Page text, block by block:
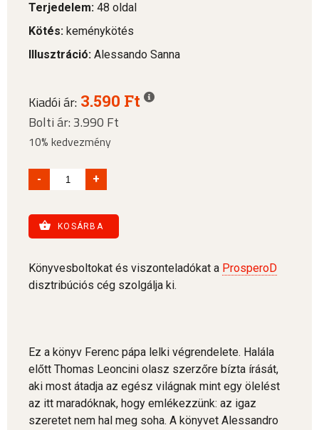
Terjedelem: 48 oldal
Kötés: keménykötés
Illusztráció: Alessando Sanna
Kiadói ár: 3.590 Ft
Bolti ár: 3.990 Ft
10% kedvezmény
- +
KOSÁRBA
Könyvesboltokat és viszonteladókat a ProsperoD
disztribúciós cég szolgálja ki.
Ez a könyv Ferenc pápa lelki végrendelete. Halála
előtt Thomas Leoncini olasz szerzőre bízta írását,
aki most átadja az egész világnak mint egy ölelést
az itt maradóknak, hogy emlékezzünk: az igaz
szeretet nem hal meg soha. A könyvet Alessandro